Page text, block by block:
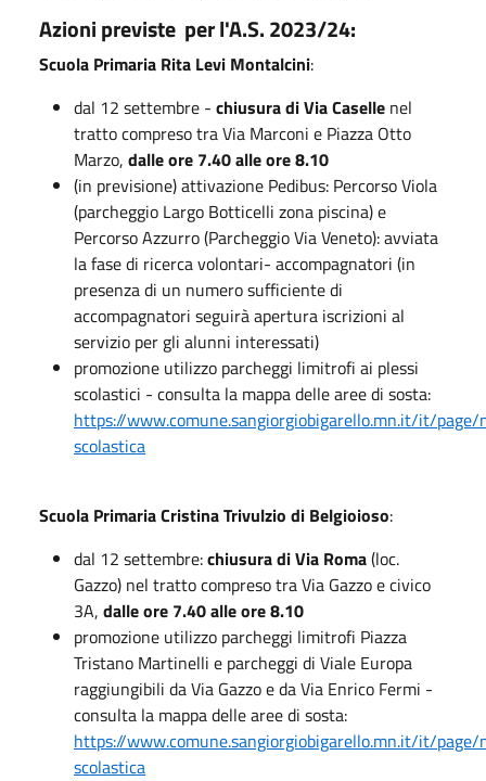
Azioni previste per l'A.S. 2023/24:
Scuola Primaria Rita Levi Montalcini:
dal 12 settembre - chiusura di Via Caselle nel
tratto compreso tra Via Marconi e Piazza Otto
Marzo, dalle ore 7.40 alle ore 8.10
(in previsione) attivazione Pedibus: Percorso Viola
(parcheggio Largo Botticelli zona piscina) e
Percorso Azzurro (Parcheggio Via Veneto): avviata
la fase di ricerca volontari- accompagnatori (in
presenza di un numero sufficiente di
accompagnatori seguirà apertura iscrizioni al
servizio per gli alunni interessati)
promozione utilizzo parcheggi limitrofi ai plessi
scolastici - consulta la mappa delle aree di sosta:
https://www.comune.sangiorgiobigarello.mn.it/it/
scolastica
Scuola Primaria Cristina Trivulzio di Belgioioso:
dal 12 settembre:chiusura di Via Roma(loc.
Gazzo) nel tratto compreso tra Via Gazzo e civico
3A, dalle ore 7.40 alle ore 8.10
promozione utilizzo parcheggi limitrofi Piazza
Tristano Martinelli e parcheggi di Viale Europa
raggiungibili da Via Gazzo e da Via Enrico Fermi -
consulta la mappa delle aree di sosta:
https://www.comune.sangiorgiobigarello.mn.it/it/
scolastica